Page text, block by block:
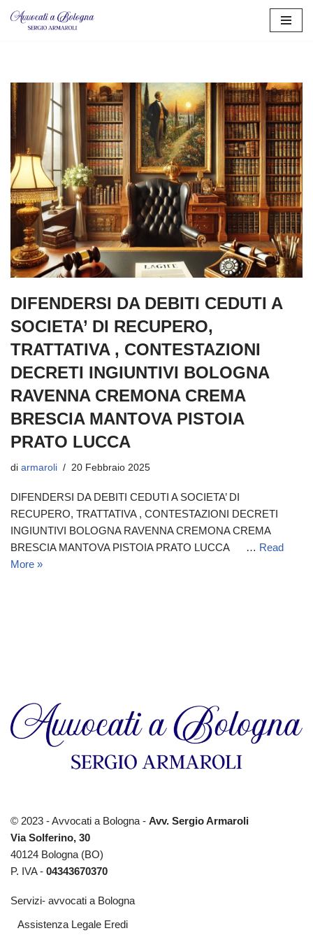
DIFENDERSI DA DEBITI CEDUTI A
SOCIETA’ DI RECUPERO,
TRATTATIVA , CONTESTAZIONI
DECRETI INGIUNTIVI BOLOGNA
RAVENNA CREMONA CREMA
BRESCIA MANTOVA PISTOIA
PRATO LUCCA
di armaroli 20 Febbraio 2025
DIFENDERSI DA DEBITI CEDUTI A SOCIETA’ DI
RECUPERO, TRATTATIVA , CONTESTAZIONI DECRETI
INGIUNTIVI BOLOGNA RAVENNA CREMONA CREMA
BRESCIA MANTOVA PISTOIA PRATO LUCCA … Read
More »
© 2023 - Avvocati a Bologna - Avv. Sergio Armaroli
Via Solferino, 30
40124 Bologna (BO)
P. IVA - 04343670370
Servizi- avvocati a Bologna
Assistenza Legale Eredi